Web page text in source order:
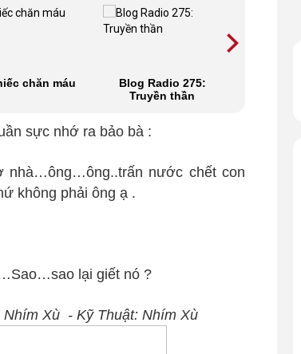
chăn máu
Blog Radio 275:
Truyền thần
sực nhớ ra bảo bà :
nước chết con
không phải ông ạ .
lại giết nó ?
Nhím Xù - Kỹ Thuật: Nhím Xù